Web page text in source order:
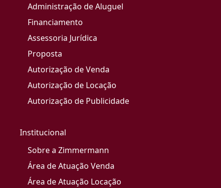
Administração de Aluguel
Financiamento
Assessoria Jurídica
Proposta
Autorização de Venda
Autorização de Locação
Autorização de Publicidade
Institucional
Sobre a Zimmermann
Área de Atuação Venda
Área de Atuação Locação